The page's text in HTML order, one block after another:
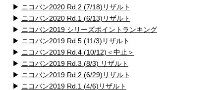
▶ ニコバン2020 Rd.2 (7/18)リザルト
▶ ニコバン2020 Rd.1 (6/13)リザルト
▶ ニコバン2019 シリーズポイントランキング
▶ ニコバン2019 Rd.5 (11/3)リザルト
▶ ニコバン2019 Rd.4 (10/12)＜中止＞
▶ ニコバン2019 Rd.3 (8/3) リザルト
▶ ニコバン2019 Rd.2 (6/29)リザルト
▶ ニコバン2019 Rd.1 (4/6)リザルト